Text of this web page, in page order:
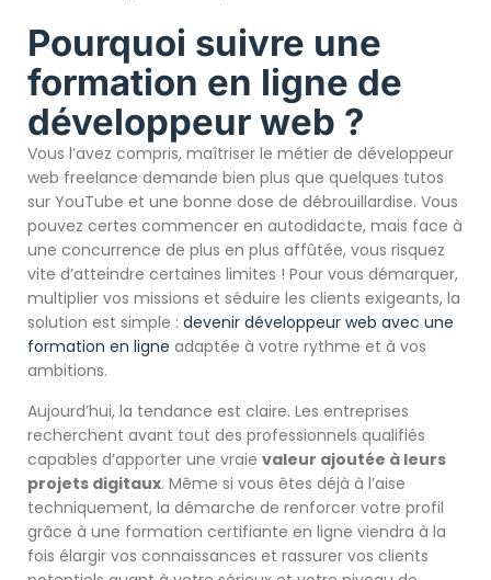
Pourquoi suivre une
formation en ligne de
développeur web ?
Vous l’avez compris, maîtriser le métier de développeur
web freelance demande bien plus que quelques tutos
sur YouTube et une bonne dose de débrouillardise. Vous
pouvez certes commencer en autodidacte, mais face à
une concurrence de plus en plus affûtée, vous risquez
vite d’atteindre certaines limites ! Pour vous démarquer,
multiplier vos missions et séduire les clients exigeants, la
solution est simple : devenir développeur web avec une
formation en ligne adaptée à votre rythme et à vos
ambitions.
Aujourd’hui, la tendance est claire. Les entreprises
recherchent avant tout des professionnels qualifiés
capables d’apporter une vraie valeur ajoutée à leurs
projets digitaux. Même si vous êtes déjà à l’aise
techniquement, la démarche de renforcer votre profil
grâce à une formation certifiante en ligne viendra à la
fois élargir vos connaissances et rassurer vos clients